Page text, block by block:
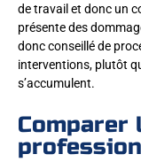
de travail et donc un
présente des
donc conseillé de
interventions, plutôt
s’accumulent.
Comparer